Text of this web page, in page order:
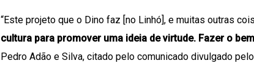
“Este projeto que o Dino faz [no Linhó], e muitas outras
cultura para promover uma ideia de virtude. Fazer o
Pedro Adão e Silva, citado pelo comunicado divulgado